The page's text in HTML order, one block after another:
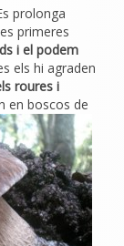
prolonga
primeres
i el podem
els hi agraden
roures i
en boscos de